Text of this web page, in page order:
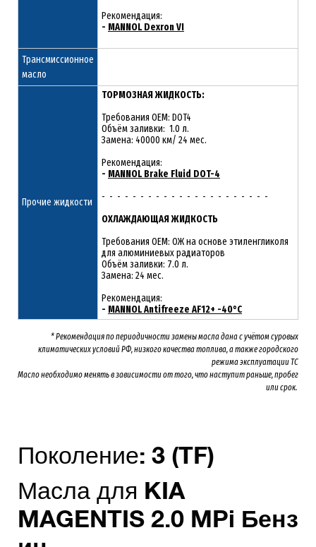
Рекомендация:
- MANNOL Dexron VI
Трансмиссионное
масло
Прочие жидкости
ТОРМОЗНАЯ ЖИДКОСТЬ:
Требования OEM: DOT4
Объём заливки: 1.0 л.
Замена: 40000 км/ 24 мес.
Рекомендация:
- MANNOL Brake Fluid DOT-4
- - - - - - - - - - - - - - - - - - - - - -
ОХЛАЖДАЮЩАЯ ЖИДКОСТЬ
Требования OEM: ОЖ на основе этиленгликоля
для алюминиевых радиаторов
Объём заливки: 7.0 л.
Замена: 24 мес.
Рекомендация:
- MANNOL Antifreeze AF12+ -40°C
* Рекомендация по периодичности замены масла дана с учётом суровых
климатических условий РФ, низкого качества топлива, а также городского
режима эксплуатации ТС
Масло необходимо менятьв зависимости от того, что наступит раньше, пробег
или срок.
Поколение: 3 (TF)
Масла для KIA
MAGENTIS 2.0 MPi Бенз